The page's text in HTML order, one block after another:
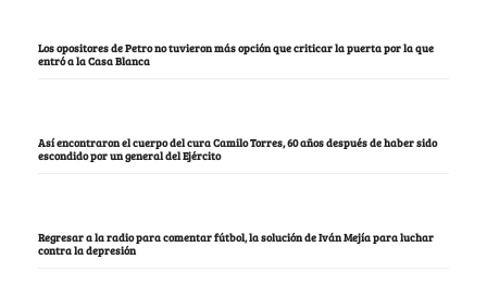
Los opositores de Petro no tuvieron más opción que criticar la puerta por la que
entró a la Casa Blanca
Así encontraron el cuerpo del cura Camilo Torres, 60 años después de haber sido
escondido por un general del Ejército
Regresar a la radio para comentar fútbol, la solución de Iván Mejía para luchar
contra la depresión